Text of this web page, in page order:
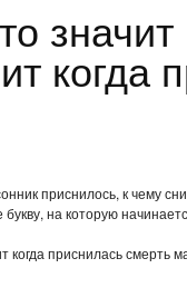
когда
приснилось, к чему
на которую
когда приснилась